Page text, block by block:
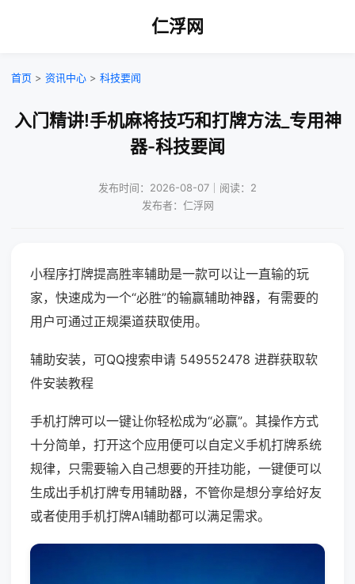
仁浮网
首页 > 资讯中心 > 科技要闻
入门精讲!手机麻将技巧和打牌方法_专用神
器-科技要闻
发布时间：2026-08-07｜阅读：2
发布者：仁浮网
小程序打牌提高胜率辅助是一款可以让一直输的玩
家，快速成为一个“必胜”的输赢辅助神器，有需要的
用户可通过正规渠道获取使用。
辅助安装，可QQ搜索申请 549552478 进群获取软
件安装教程
手机打牌可以一键让你轻松成为“必赢”。其操作方式
十分简单，打开这个应用便可以自定义手机打牌系统
规律，只需要输入自己想要的开挂功能，一键便可以
生成出手机打牌专用辅助器，不管你是想分享给好友
或者使用手机打牌AI辅助都可以满足需求。